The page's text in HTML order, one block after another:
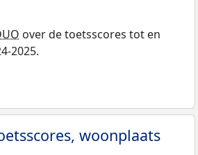
over de toetsscores tot en
2025.
woonplaats